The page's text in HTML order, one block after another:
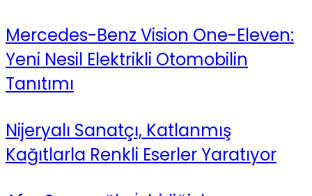
Mercedes-Benz Vision One-Eleven:
Yeni Nesil Elektrikli Otomobilin
Tanıtımı
Nijeryalı Sanatçı, Katlanmış
Kağıtlarla Renkli Eserler Yaratıyor